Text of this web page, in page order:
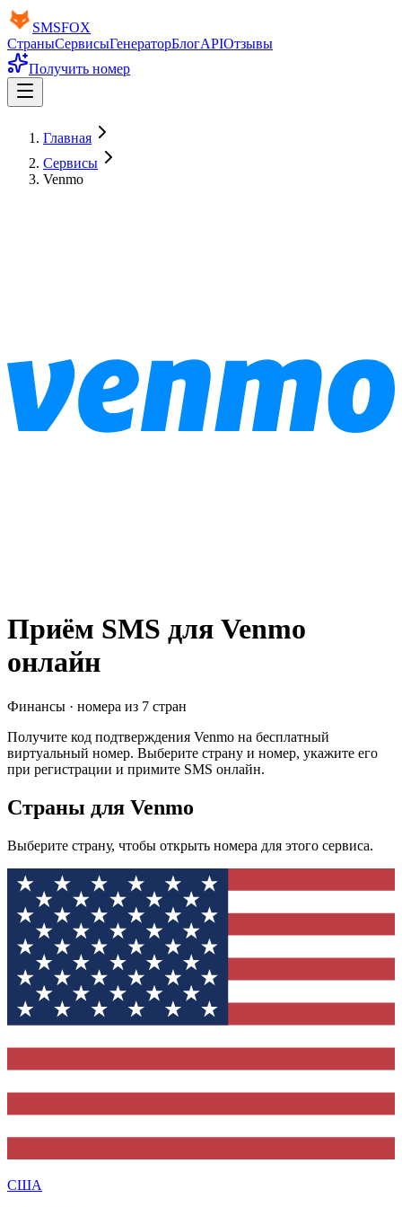
SMSFOX
СтраныСервисыГенераторБлогAPIОтзывы
Получить номер
Главная
Сервисы
Venmo
Приём SMS для Venmo
онлайн
Финансы · номера из 7 стран
Получите код подтверждения Venmo на бесплатный
виртуальный номер. Выберите страну и номер, укажите его
при регистрации и примите SMS онлайн.
Страны для Venmo
Выберите страну, чтобы открыть номера для этого сервиса.
США